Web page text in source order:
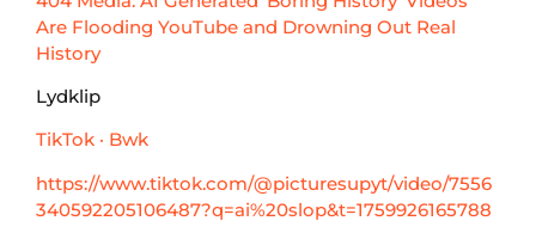
Are Flooding YouTube and Drowning Out Real
History
Lydklip
TikTok · Bwk
https://www.tiktok.com/@picturesupyt/video/7556
340592205106487?q=ai%20slop&t=1759926165788